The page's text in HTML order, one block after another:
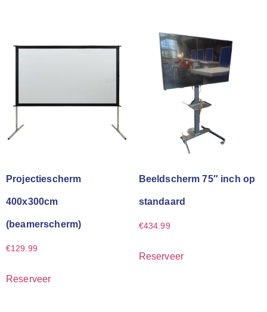
Projectiescherm
400x300cm
(beamerscherm)
€129.99
Reserveer
Beeldscherm 75″ inch op
standaard
€434.99
Reserveer